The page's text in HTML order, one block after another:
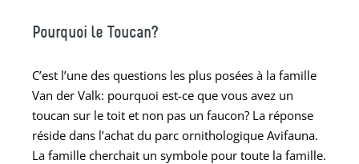
Pourquoi le Toucan?
C’est l’une des questions les plus posées à la famille
Van der Valk: pourquoi est-ce que vous avez un
toucan sur le toit et non pas un faucon? La réponse
réside dans l’achat du parc ornithologique Avifauna.
La famille cherchait un symbole pour toute la famille.